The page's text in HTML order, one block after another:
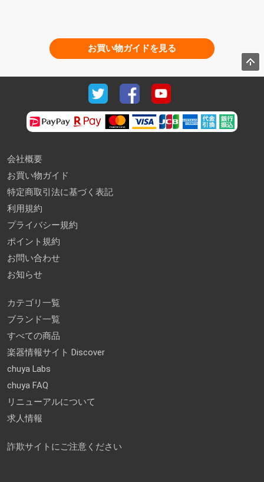
お買い物ガイドを見る
会社概要
お買い物ガイド
特定商取引法に基づく表記
利用規約
プライバシー規約
ポイント規約
お問い合わせ
お知らせ
カテゴリ一覧
ブランド一覧
すべての商品
楽器情報サイト Discover
chuya Labs
chuya FAQ
リニューアルについて
求人情報
詐欺サイトにご注意ください